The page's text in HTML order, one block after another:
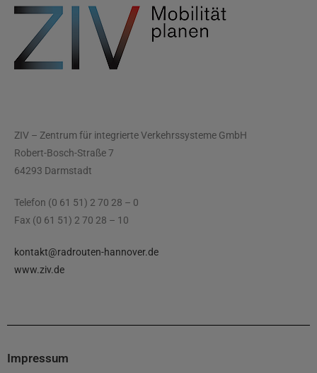
ZIV – Zentrum für integrierte Verkehrssysteme GmbH
Robert-Bosch-Straße 7
64293 Darmstadt
Telefon (0 61 51) 2 70 28 – 0
Fax (0 61 51) 2 70 28 – 10
kontakt@radrouten-hannover.de
www.ziv.de
Impressum